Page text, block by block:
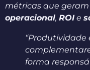
métricas que
operacional, ROIe
forma